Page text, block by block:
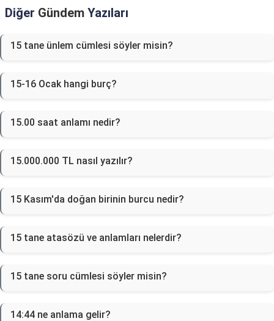
Diğer Gündem Yazıları
15 tane ünlem cümlesi söyler misin?
15-16 Ocak hangi burç?
15.00 saat anlamı nedir?
15.000.000 TL nasıl yazılır?
15 Kasım'da doğan birinin burcu nedir?
15 tane atasözü ve anlamları nelerdir?
15 tane soru cümlesi söyler misin?
14:44 ne anlama gelir?